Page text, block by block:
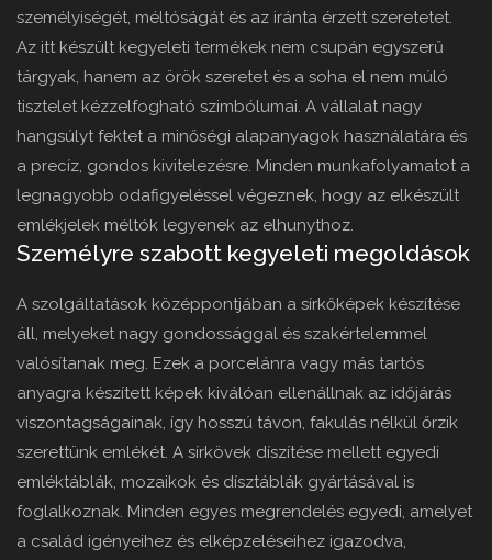
személyiségét, méltóságát és az iránta érzett szeretetet.
Az itt készült kegyeleti termékek nem csupán egyszerű
tárgyak, hanem az örök szeretet és a soha el nem múló
tisztelet kézzelfogható szimbólumai. A vállalat nagy
hangsúlyt fektet a minőségi alapanyagok használatára és
a precíz, gondos kivitelezésre. Minden munkafolyamatot a
legnagyobb odafigyeléssel végeznek, hogy az elkészült
emlékjelek méltók legyenek az elhunythoz.
Személyre szabott kegyeleti megoldások
A szolgáltatások középpontjában a sírkőképek készítése
áll, melyeket nagy gondossággal és szakértelemmel
valósítanak meg. Ezek a porcelánra vagy más tartós
anyagra készített képek kiválóan ellenállnak az időjárás
viszontagságainak, így hosszú távon, fakulás nélkül őrzik
szerettünk emlékét. A sírkövek díszítése mellett egyedi
emléktáblák, mozaikok és dísztáblák gyártásával is
foglalkoznak. Minden egyes megrendelés egyedi, amelyet
a család igényeihez és elképzeléseihez igazodva,